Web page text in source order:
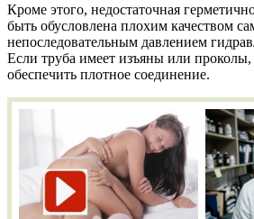
Кроме этого, недостаточная
быть обусловлена плохим качеством
непоследовательным давлением
Если труба имеет изъяны или
обеспечить плотное соединение.